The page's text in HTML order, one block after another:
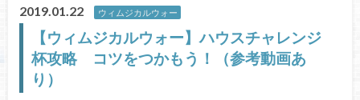
2019.01.22 ウィムジカルウォー
【ウィムジカルウォー】ハウスチャレンジ
杯攻略 コツをつかもう！（参考動画あ
り）